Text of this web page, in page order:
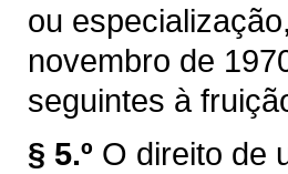
ou
novembro de
seguintes à
§ 5.º O direito de